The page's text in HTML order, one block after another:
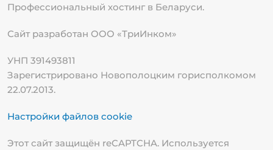
Профессиональный хостинг в Беларуси.
Сайт разработан ООО «ТриИнком»
УНП 391493811
Зарегистрировано Новополоцким горисполкомом
22.07.2013.
Настройки файлов cookie
Этот сайт защищён reCAPTCHA. Используется